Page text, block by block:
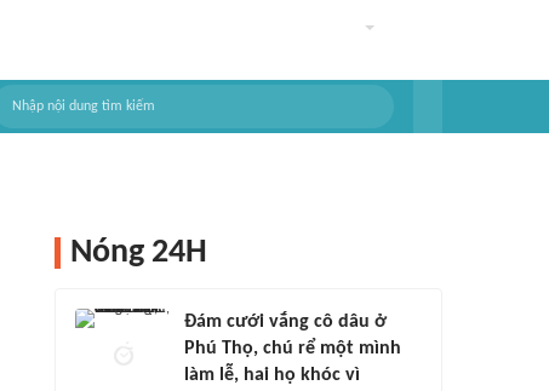
Nóng 24H
Đám cưới vắng cô dâu ở
Phú Thọ, chú rể một mình
làm lễ, hai họ khóc vì